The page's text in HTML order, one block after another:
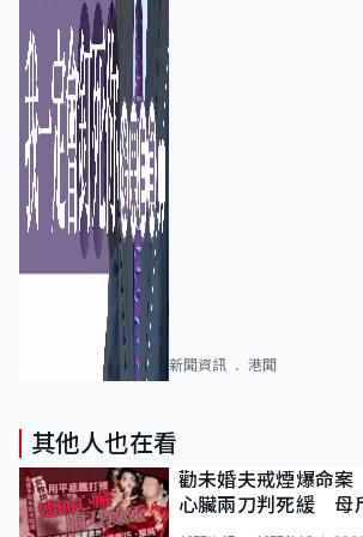
新聞資訊 港聞
其他人也在看
勸未婚夫戒煙爆命
心臟兩刀判死緩 母